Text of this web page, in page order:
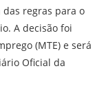
das regras para o
A decisão foi
(MTE) e será
Oficial da